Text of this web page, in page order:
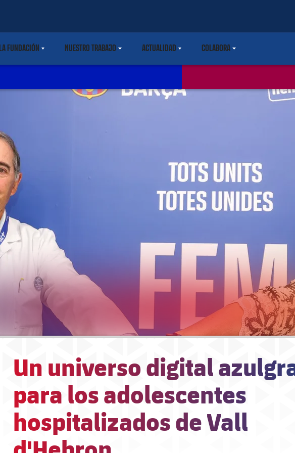
LA FUNDACIÓNLABEL.SHARE.CARETDOWN
NUESTRO TRABAJOLABEL.SHARE.CARETDOWN
ACTUALIDADLABEL.SHARE.CARETDOWN
COLABORALABEL.SHARE.CARETDOWN
Un universo digital
para los adolescentes
hospitalizados de Vall